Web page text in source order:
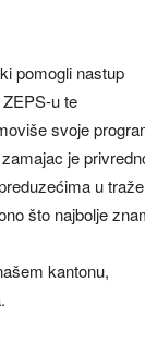
pomogli nastup
u te
svoje
je
u
što najbolje
kantonu,